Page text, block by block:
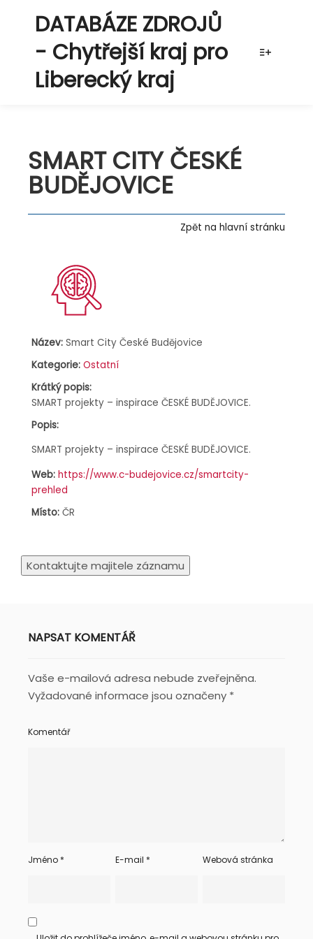
DATABÁZE ZDROJŮ
- Chytřejší kraj pro
Liberecký kraj
SMART CITY ČESKÉ
BUDĚJOVICE
Zpět na hlavní stránku
Název: Smart City České Budějovice
Kategorie: Ostatní
Krátký popis:
SMART projekty – inspirace ČESKÉ BUDĚJOVICE.
Popis:
SMART projekty – inspirace ČESKÉ BUDĚJOVICE.
Web: https://www.c-budejovice.cz/smartcity-
prehled
Místo: ČR
NAPSAT KOMENTÁŘ
Vaše e-mailová adresa nebude zveřejněna.
Vyžadované informace jsou označeny *
Komentář
Jméno * E-mail * Webová stránka